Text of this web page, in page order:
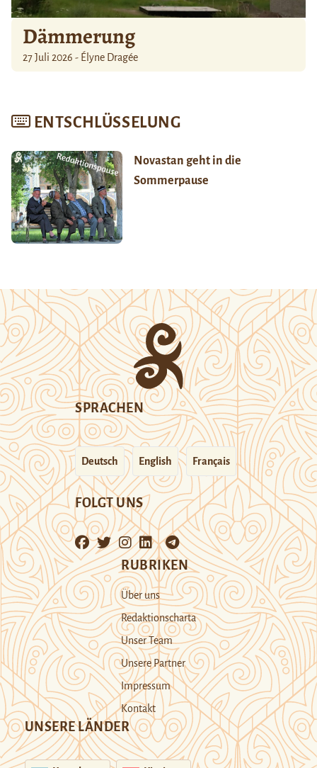
Dämmerung
27 Juli 2026 - Élyne Dragée
ENTSCHLÜSSELUNG
Novastan geht in die
Sommerpause
SPRACHEN
Deutsch English Français
FOLGT UNS
RUBRIKEN
Über uns
Redaktionscharta
Unser Team
Unsere Partner
Impressum
Kontakt
UNSERE LÄNDER